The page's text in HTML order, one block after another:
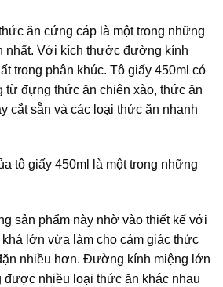
ăn cứng cáp là một trong những
nhất. Với kích thước đường kính
trong phân khúc. Tô giấy 450ml có
từ đựng thức ăn chiên xào, thức ăn
cắt sẵn và các loại thức ăn nhanh
tô giấy 450ml là một trong những
sản phẩm này nhờ vào thiết kế với
lớn vừa làm cho cảm giác thức
nhiều hơn. Đường kính miệng lớn
được nhiều loại thức ăn khác nhau